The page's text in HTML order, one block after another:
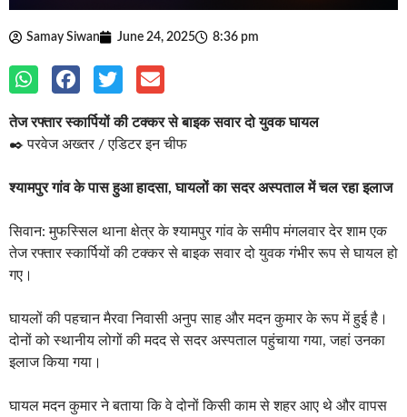
Samay Siwan June 24, 2025 8:36 pm
तेज रफ्तार स्कार्पियों की टक्कर से बाइक सवार दो युवक घायल
✒️ परवेज अख्तर / एडिटर इन चीफ
श्यामपुर गांव के पास हुआ हादसा, घायलों का सदर अस्पताल में चल रहा इलाज
सिवान: मुफस्सिल थाना क्षेत्र के श्यामपुर गांव के समीप मंगलवार देर शाम एक
तेज रफ्तार स्कार्पियों की टक्कर से बाइक सवार दो युवक गंभीर रूप से घायल हो
गए।
घायलों की पहचान मैरवा निवासी अनुप साह और मदन कुमार के रूप में हुई है।
दोनों को स्थानीय लोगों की मदद से सदर अस्पताल पहुंचाया गया, जहां उनका
इलाज किया गया।
घायल मदन कुमार ने बताया कि वे दोनों किसी काम से शहर आए थे और वापस